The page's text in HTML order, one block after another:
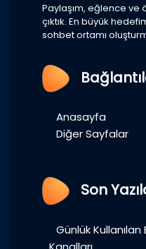
Paylaşım, eğlence ve
çıktık. En büyük
sohbet ortamı
Anasayfa
Diğer Sayfalar
Son
Günlük